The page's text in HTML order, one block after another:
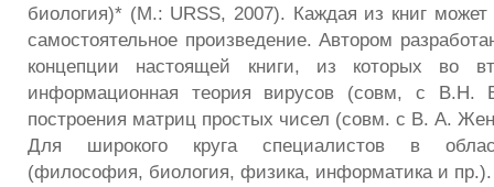
биология)* (М.: URSS, 2007). Каждая из книг может
самостоятельное произведение. Автором
концепции настоящей книги, из которых во
информационная теория вирусов (совм, с В.Н.
построения матриц простых чисел (совм. с В. А.
Для широкого круга специалистов в
(философия, биология, физика, информатика и пр.).